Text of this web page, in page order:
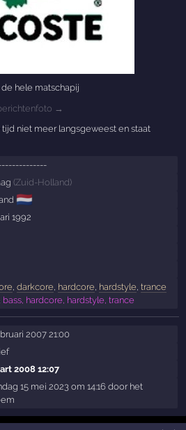
hele matschapij
→
niet meer langsgeweest en staat
(Zuid-Holland)
🇳🇱
1992
, darkcore, hardcore, hardstyle, trance
hardcore, hardstyle, trance
2007 21:00
2008 12:07
15 mei 2023 om 14:16 door het